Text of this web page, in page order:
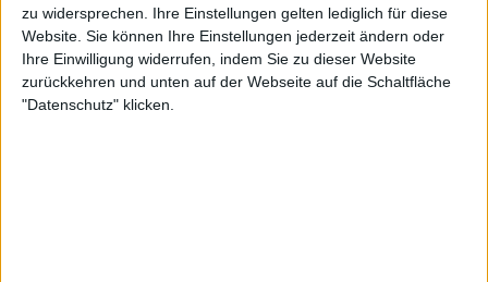
zu widersprechen. Ihre Einstellungen gelten lediglich für diese
Website. Sie können Ihre Einstellungen jederzeit ändern oder
Ihre Einwilligung widerrufen, indem Sie zu dieser Website
zurückkehren und unten auf der Webseite auf die Schaltfläche
"Datenschutz" klicken.